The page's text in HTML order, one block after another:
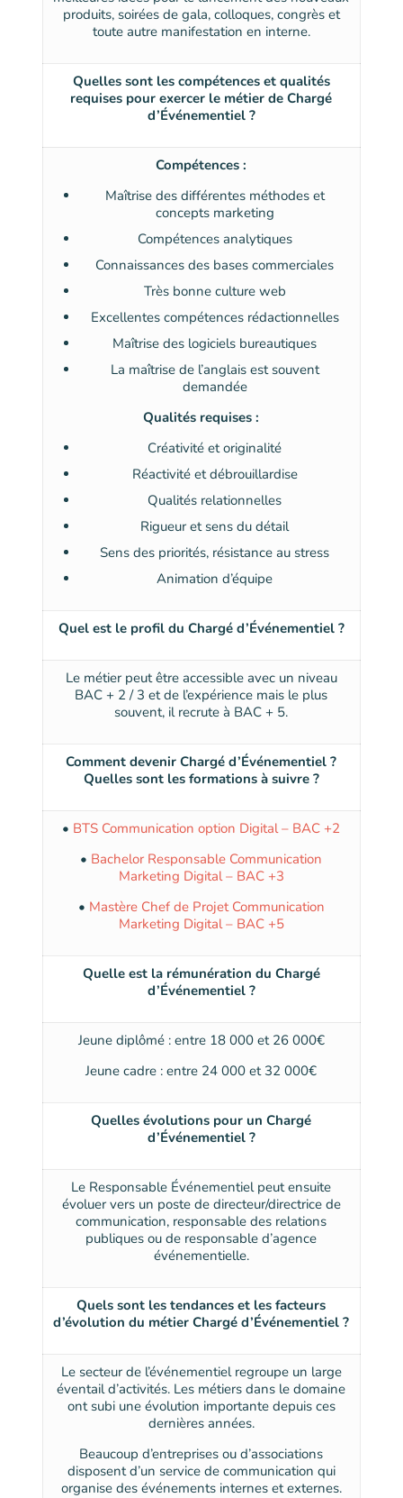
produits, soirées de gala, colloques, congrès et
toute autre manifestation en interne.
Quelles sont les compétences et qualités
requises pour exercer le métier de Chargé
d’Événementiel ?
Compétences :
Maîtrise des différentes méthodes et
concepts marketing
Compétences analytiques
Connaissances des bases commerciales
Très bonne culture web
Excellentes compétences rédactionnelles
Maîtrise des logiciels bureautiques
La maîtrise de l’anglais est souvent
demandée
Qualités requises :
Créativité et originalité
Réactivité et débrouillardise
Qualités relationnelles
Rigueur et sens du détail
Sens des priorités, résistance au stress
Animation d’équipe
Quel est le profil du Chargé d’Événementiel ?
Le métier peut être accessible avec un niveau
BAC + 2 / 3 et de l’expérience mais le plus
souvent, il recrute à BAC + 5.
Comment devenir Chargé d’Événementiel ?
Quelles sont les formations à suivre ?
• BTS Communication option Digital – BAC +2
• Bachelor Responsable Communication
Marketing Digital – BAC +3
• Mastère Chef de Projet Communication
Marketing Digital – BAC +5
Quelle est la rémunération du Chargé
d’Événementiel ?
Jeune diplômé : entre 18 000 et 26 000€
Jeune cadre : entre 24 000 et 32 000€
Quelles évolutions pour un Chargé
d’Événementiel ?
Le Responsable Événementiel peut ensuite
évoluer vers un poste de directeur/directrice de
communication, responsable des relations
publiques ou de responsable d’agence
événementielle.
Quels sont les tendances et les facteurs
d’évolution du métier Chargé d’Événementiel ?
Le secteur de l’événementiel regroupe un large
éventail d’activités. Les métiers dans le domaine
ont subi une évolution importante depuis ces
dernières années.
Beaucoup d’entreprises ou d’associations
disposent d’un service de communication qui
organise des événements internes et externes.